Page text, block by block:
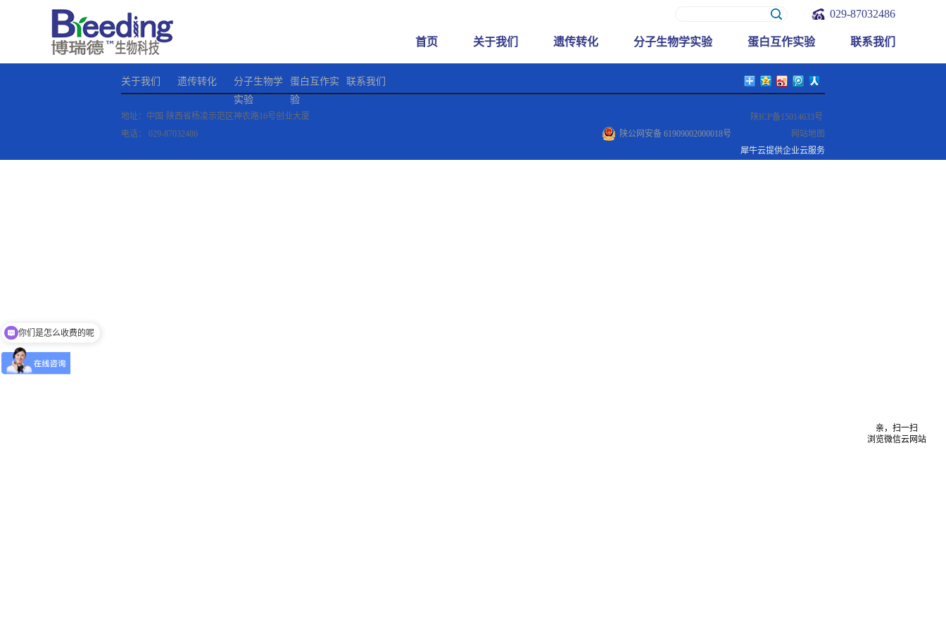
029-87032486
首页 关于我们 遗传转化 分子生物学实验 蛋白互作实验 联系我们
关于我们 遗传转化 分子生物学
实验
蛋白互作实
验
联系我们
陕ICP备15014633号
网站地图
犀牛云提供企业云服务
地址：中国·陕西省杨凌示范区神农路16号创业大厦
电话： 029-87032486 陕公网安备 61909002000018号
亲，扫一扫
浏览微信云网站
你们是怎么收费的呢